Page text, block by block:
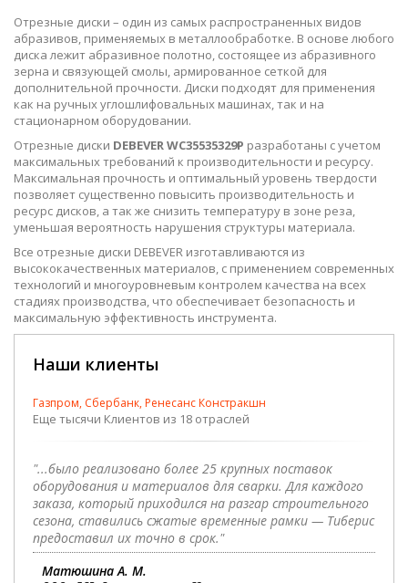
Отрезные диски – один из самых распространенных видов
абразивов, применяемых в металлообработке. В основе любого
диска лежит абразивное полотно, состоящее из абразивного
зерна и связующей смолы, армированное сеткой для
дополнительной прочности. Диски подходят для применения
как на ручных углошлифовальных машинах, так и на
стационарном оборудовании.
Отрезные диски DEBEVER WC35535329P разработаны с учетом
максимальных требований к производительности и ресурсу.
Максимальная прочность и оптимальный уровень твердости
позволяет существенно повысить производительность и
ресурс дисков, а так же снизить температуру в зоне реза,
уменьшая вероятность нарушения структуры материала.
Все отрезные диски DEBEVER изготавливаются из
высококачественных материалов, с применением современных
технологий и многоуровневым контролем качества на всех
стадиях производства, что обеспечивает безопасность и
максимальную эффективность инструмента.
Наши клиенты
Газпром, Сбербанк, Ренесанс Констракшн
Еще тысячи Клиентов из 18 отраслей
"...было реализовано более 25 крупных поставок
оборудования и материалов для сварки. Для каждого
заказа, который приходился на разгар строительного
сезона, ставились сжатые временные рамки — Тиберис
предоставил их точно в срок."
Матюшина А. М.